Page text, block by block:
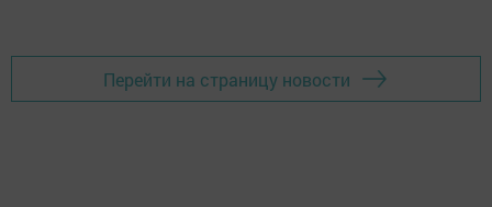
Перейти на страницу новости